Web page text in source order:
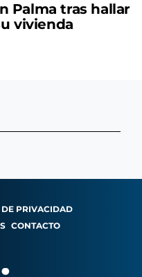
Palma tras hallar
vivienda
DE PRIVACIDAD
CONTACTO